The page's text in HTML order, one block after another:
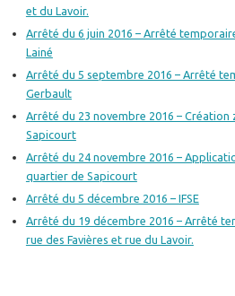
et du Lavoir.
Arrêté du 6 juin 2016 – Arrêté
Lainé
Arrêté du 5 septembre 2016 – Arrêté
Gerbault
Arrêté du 23 novembre 2016 –
Sapicourt
Arrêté du 24 novembre 2016 –
quartier de Sapicourt
Arrêté du 5 décembre 2016 – IFSE
Arrêté du 19 décembre 2016 – Arrêté
rue des Favières et rue du Lavoir.